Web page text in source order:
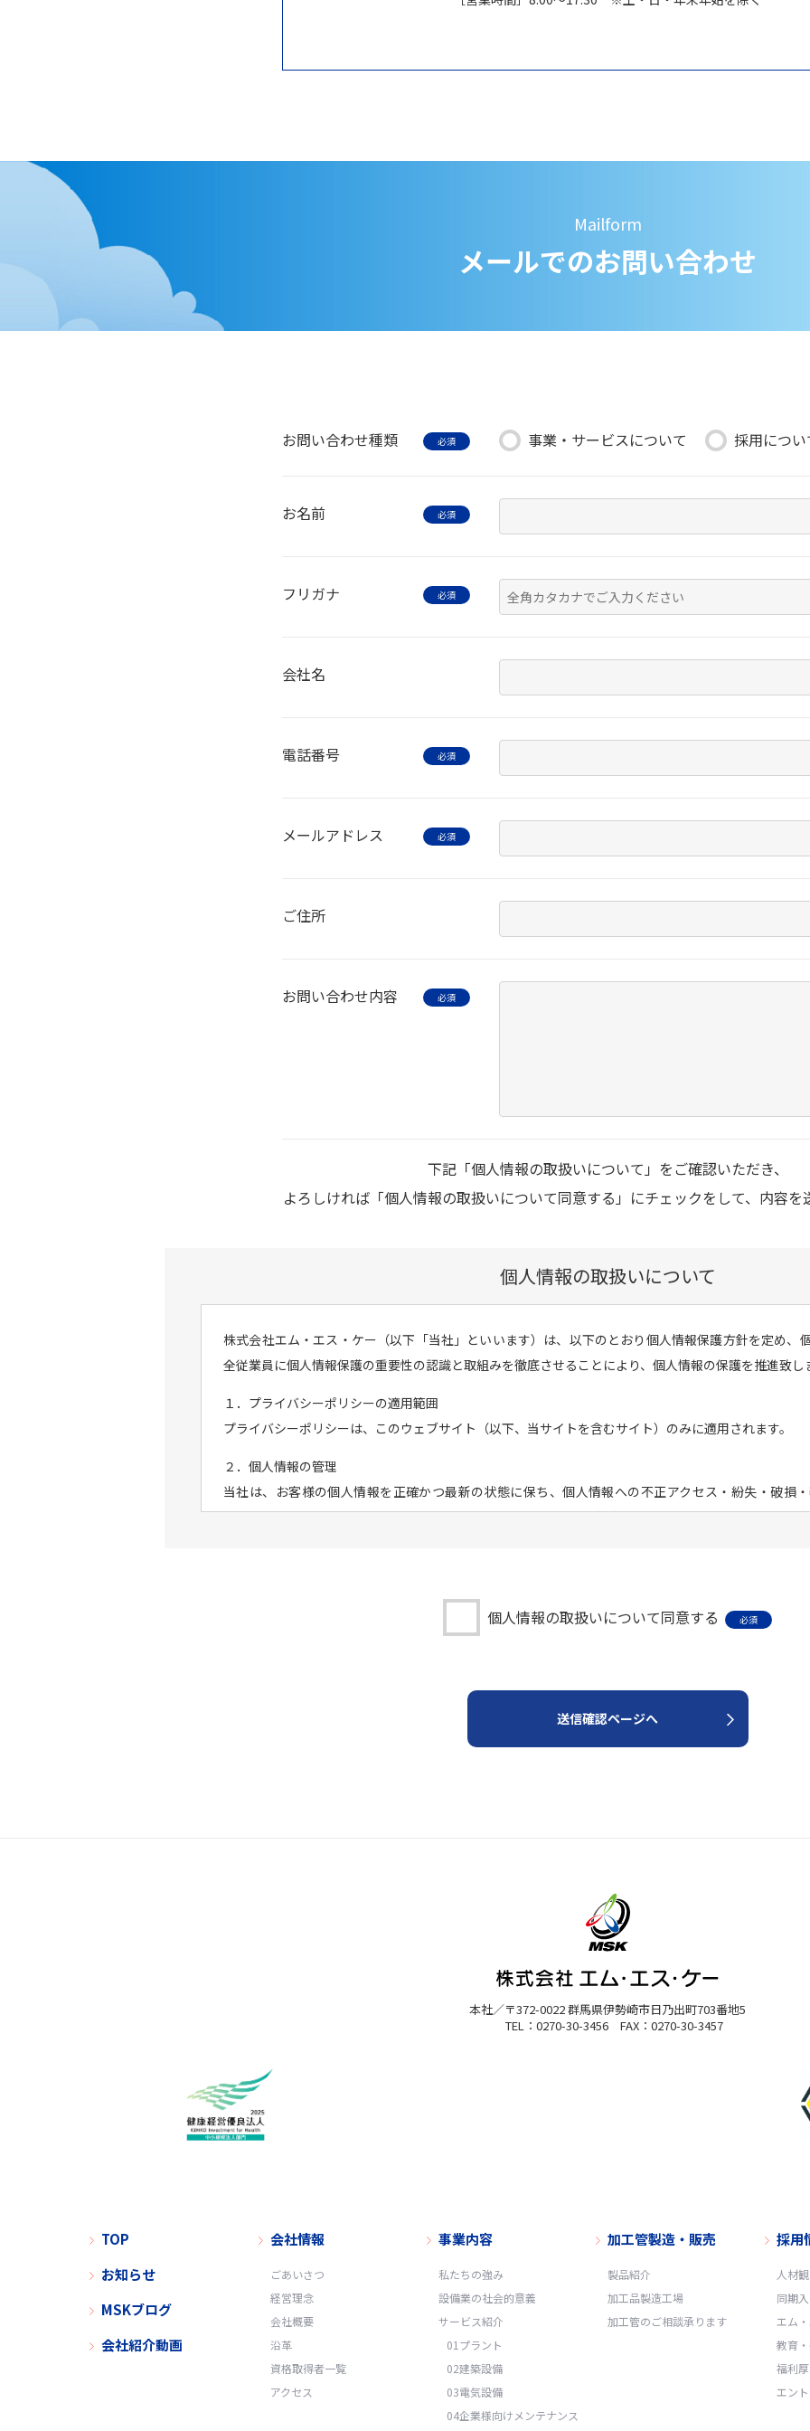
Mailform
メールでのお問い合わせ
お問い合わせ種類 事業・サービスについて 採用につい
お名前
フリガナ
会社名
電話番号
メールアドレス
ご住所
お問い合わせ内容
下記「個⼈情報の取扱いについて」をご確認いただき、
よろしければ「個⼈情報の取扱いについて同意する」にチェックをして、内容を
個⼈情報の取扱いについて
株式会社エム・エス・ケー（以下「当社」といいます）は、以下のとおり個人情報保護方針を定め、
全従業員に個人情報保護の重要性の認識と取組みを徹底させることにより、個人情報の保護を推進致し
１．プライバシーポリシーの適用範囲
プライバシーポリシーは、このウェブサイト（以下、当サイトを含むサイト）のみに適用されます。
２．個人情報の管理
当社は、お客様の個人情報を正確かつ最新の状態に保ち、個人情報への不正アクセス・紛失・破損
め、セキュリティシステムの維持・管理体制の整備・社員教育の徹底等の必要な措置を講じ、安全対
お客様からお預かりした個人情報は、当社からのご連絡や業務のご案内やご質問に対する回答として
当社は、お客様よりお預かりした個人情報を適切に管理し、次のいずれかに該当する場合を除き、個
お客様がご本人の個人情報の照会・修正・削除などをご希望される場合には、ご本人であることを
当社は、保有する個人情報に関して適用される日本の法令、その他規範を遵守するとともに、本ポリ
代表取締役社長 稲葉 敬祐
群馬県伊勢崎市日乃出町703番地5
個人情報の取扱いについて同意する 必須
送信確認ページへ
本社／〒372-0022 群馬県伊勢崎市日乃出町703番地5
TEL：0270-30-3456 FAX：0270-30-3457
TOP
お知らせ
MSKブログ
会社紹介動画
会社情報
ごあいさつ
経営理念
会社概要
沿革
資格取得者一覧
アクセス
事業内容
私たちの強み
設備業の社会的意義
サービス紹介
01プラント
02建築設備
03電気設備
04企業様向けメンテナンス
加工管製造・販売
製品紹介
加工品製造工場
加工管のご相談承ります
採用
人材
同期
エム
教育
福利
エン